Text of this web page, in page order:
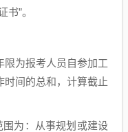
”。
为报考人员自参加工
时间的总和，计算截止
为：从事规划或建设